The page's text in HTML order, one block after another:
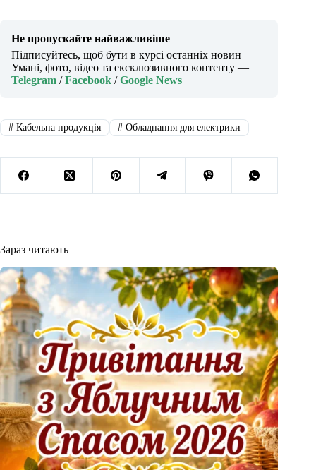
Не пропускайте найважливіше
Підписуйтесь, щоб бути в курсі останніх новин
Умані, фото, відео та ексклюзивного контенту —
Telegram /Facebook /Google News
#Кабельна продукція #Обладнання для електрики
Зараз читають